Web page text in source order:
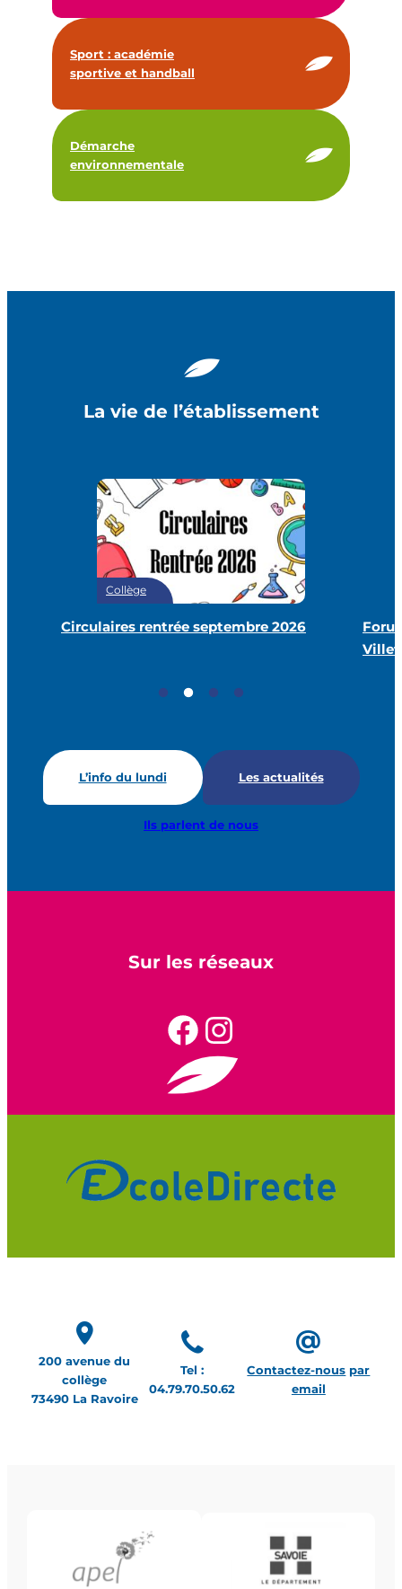
Sport : académie
sportive et handball
Démarche
environnementale
La vie de l’établissement
Collège
Circulaires rentrée septembre 2026
L’info du lundi Les actualités
Ils parlent de nous
Sur les réseaux
200 avenue du
collège
73490 La Ravoire
Tel :
04.79.70.50.62
Contactez-nous par
email